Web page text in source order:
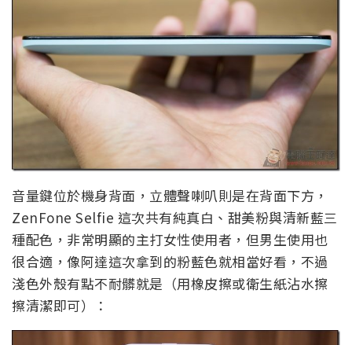
音量鍵位於機身背面，立體聲喇叭則是在背面下方，
ZenFone Selfie 這次共有純真白、甜美粉與清新藍三
種配色，非常明顯的主打女性使用者，但男生使用也
很合適，像阿達這次拿到的粉藍色就相當好看，不過
淺色外殼有點不耐髒就是（用橡皮擦或衛生紙沾水擦
擦清潔即可）：